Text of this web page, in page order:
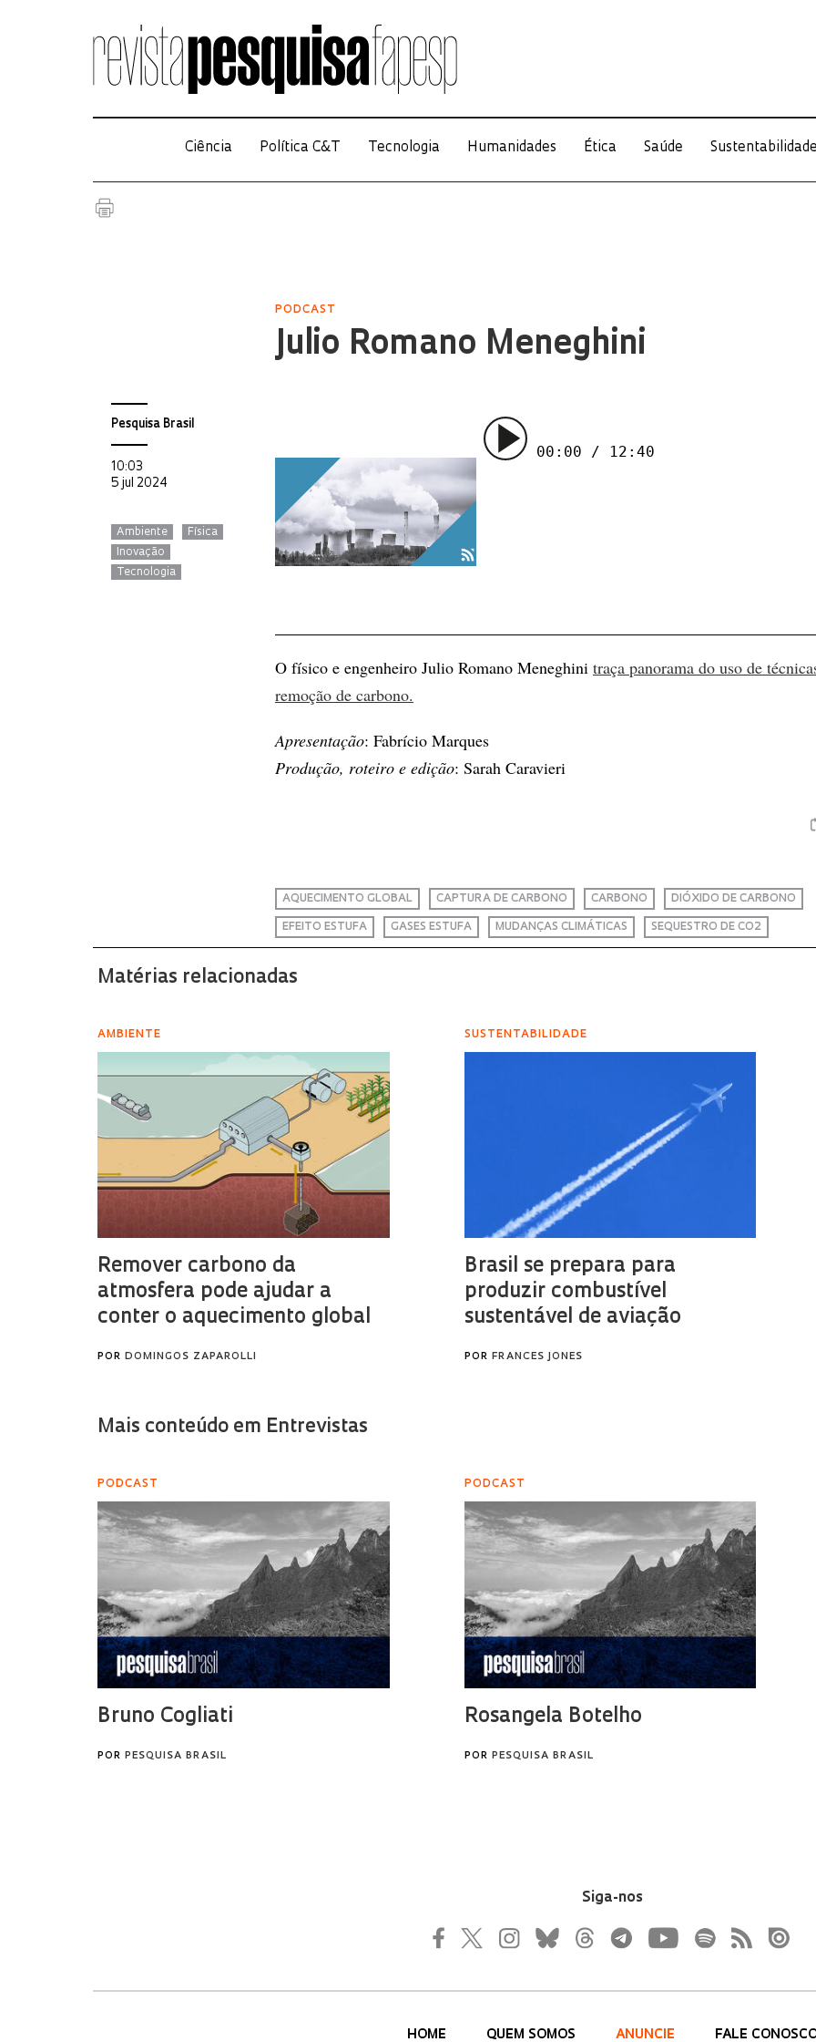
Ciência Política C&T Tecnologia Humanidades Ética Saúde
PODCAST
Julio Romano Meneghini
Pesquisa Brasil
10:03
5 jul 2024
Ambiente
Física
Inovação
Tecnologia
00:00 / 12:40
O físico e engenheiro Julio Romano Meneghini traça panorama do uso de
remoção de carbono.
Apresentação: Fabrício Marques
Produção, roteiro e edição: Sarah Caravieri
AQUECIMENTO GLOBAL CAPTURA DE CARBONO CARBONO DIÓXIDO DE CARBONO
EFEITO ESTUFA GASES ESTUFA MUDANÇAS CLIMÁTICAS SEQUESTRO DE CO2
Siga-nos
HOME QUEM SOMOS ANUNCIE FALE